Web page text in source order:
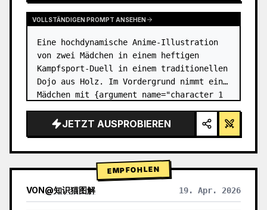
VOLLSTÄNDIGEN PROMPT ANSEHEN
Eine hochdynamische Anime-Illustration
von zwei Mädchen in einem heftigen
Kampfsport-Duell in einem traditionellen
Dojo aus Holz. Im Vordergrund nimmt ein
Mädchen mit {argument name="character 1
hohen Dutt mit roten Bände…
JETZT AUSPROBIEREN
EMPFOHLEN
VON@知识猫图解 19. Apr. 2026